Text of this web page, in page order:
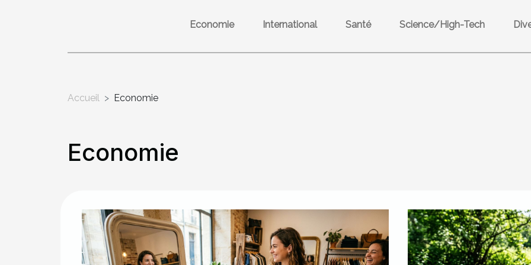
Economie International Santé Science/High-Tech
Accueil Economie
Economie